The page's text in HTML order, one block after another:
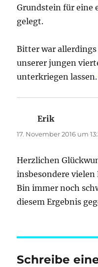
Grundstein für eine
gelegt.
Bitter war
unserer jungen
unterkriegen lassen.
Erik
17. November 2016 um
Herzlichen
insbesondere vielen
Bin immer noch
diesem Ergebnis
Schreibe